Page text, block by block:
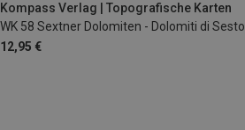
Kompass Verlag | Topografische Karten
WK 58 Sextner Dolomiten - Dolomiti di Sesto
12,95 €